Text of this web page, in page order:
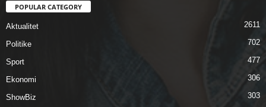
POPULAR CATEGORY
Aktualitet 2611
Politike 702
Sport 477
Ekonomi 306
ShowBiz 303